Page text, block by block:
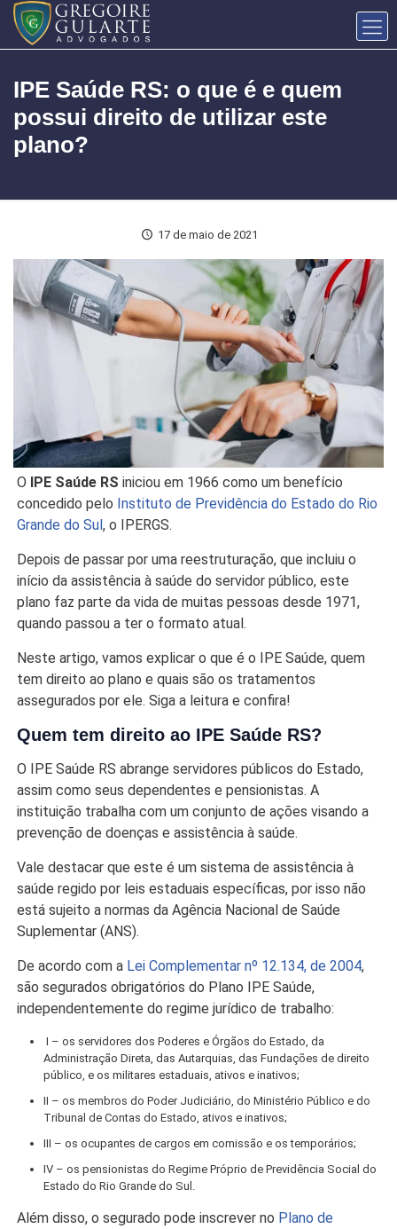
IPE Saúde RS: o que é e quem
possui direito de utilizar este
plano?
17 de maio de 2021
O IPE Saúde RS iniciou em 1966 como um benefício
concedido pelo Instituto de Previdência do Estado do Rio
Grande do Sul, o IPERGS.
Depois de passar por uma reestruturação, que incluiu o
início da assistência à saúde do servidor público, este
plano faz parte da vida de muitas pessoas desde 1971,
quando passou a ter o formato atual.
Neste artigo, vamos explicar o que é o IPE Saúde, quem
tem direito ao plano e quais são os tratamentos
assegurados por ele. Siga a leitura e confira!
Quem tem direito ao IPE Saúde RS?
O IPE Saúde RS abrange servidores públicos do Estado,
assim como seus dependentes e pensionistas. A
instituição trabalha com um conjunto de ações visando a
prevenção de doenças e assistência à saúde.
Vale destacar que este é um sistema de assistência à
saúde regido por leis estaduais específicas, por isso não
está sujeito a normas da Agência Nacional de Saúde
Suplementar (ANS).
De acordo com a Lei Complementar nº 12.134, de 2004,
são segurados obrigatórios do Plano IPE Saúde,
independentemente do regime jurídico de trabalho:
I – os servidores dos Poderes e Órgãos do Estado, da
Administração Direta, das Autarquias, das Fundações de direito
público, e os militares estaduais, ativos e inativos;
II – os membros do Poder Judiciário, do Ministério Público e do
Tribunal de Contas do Estado, ativos e inativos;
III – os ocupantes de cargos em comissão e os temporários;
IV – os pensionistas do Regime Próprio de Previdência Social do
Estado do Rio Grande do Sul.
Além disso, o segurado pode inscrever no Plano de